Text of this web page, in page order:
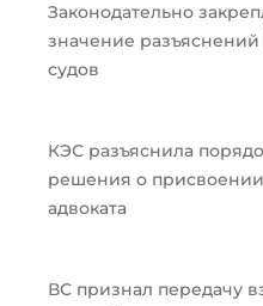
Законодательно
значение
судов
КЭС разъяснила
решения о присвоении
адвоката
ВС признал передачу